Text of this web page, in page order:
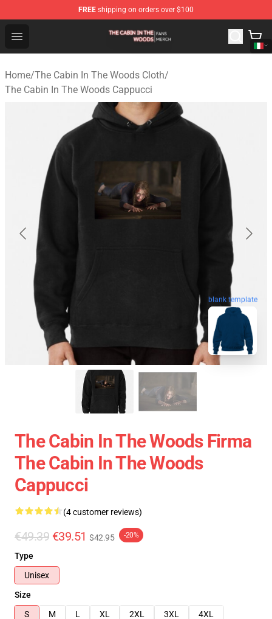
FREE shipping on orders over $100
Open menu
The Cabin In The Woods Shop - Official The Cabin In
Home/The Cabin In The Woods Cloth/
The Cabin In The Woods Cappucci
blank template
The Cabin In The Woods Firma
The Cabin In The Woods
Cappucci
(4 customer reviews)
€49.39 €39.51 $42.95 -20%
Type
Unisex
Size
S
M L XL 2XL 3XL
4XL